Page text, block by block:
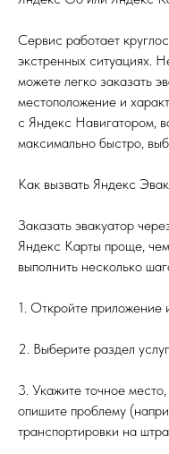
Сервис работает
экстренных ситуациях.
можете легко заказать
местоположение и
с Яндекс Навигатором,
максимально быстро,
Как вызвать Яндекс
Заказать эвакуатор
Яндекс Карты проще,
выполнить несколько
1. Откройте приложение
2. Выберите раздел
3. Укажите точное
опишите проблему
транспортировки на